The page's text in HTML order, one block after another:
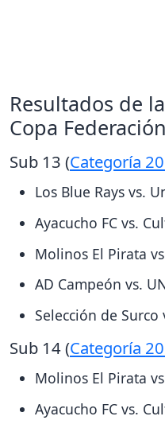
Resultados de
Copa
Sub 13 (Categoría
Los Blue Rays vs.
Ayacucho FC vs.
Molinos El Pirata
AD Campeón vs.
Selección de Surco
Sub 14 (Categoría
Molinos El Pirata
Ayacucho FC vs.